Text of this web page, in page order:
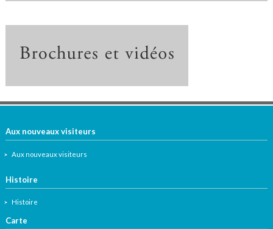
Aux nouveaux visiteurs
Aux nouveaux visiteurs
Histoire
Histoire
Carte